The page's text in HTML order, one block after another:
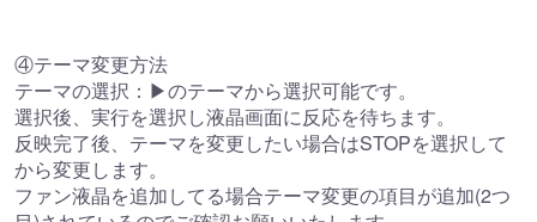
④テーマ変更方法
テーマの選択：▶のテーマから選択可能です。
選択後、実行を選択し液晶画面に反応を待ちます。
反映完了後、テーマを変更したい場合はSTOPを選択して
から変更します。
ファン液晶を追加してる場合テーマ変更の項目が追加(2つ